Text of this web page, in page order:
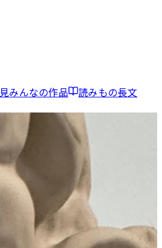
みんなの作品 読みもの長文